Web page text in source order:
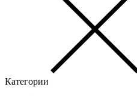
Категории